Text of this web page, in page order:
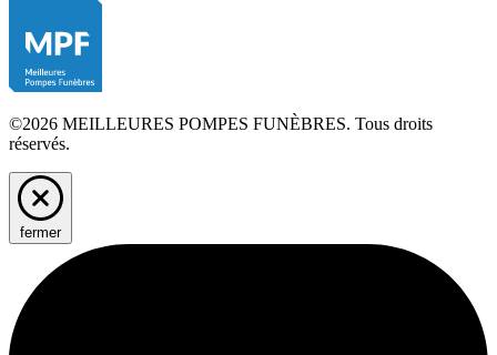
©2026 MEILLEURES POMPES FUNÈBRES. Tous droits
réservés.
fermer